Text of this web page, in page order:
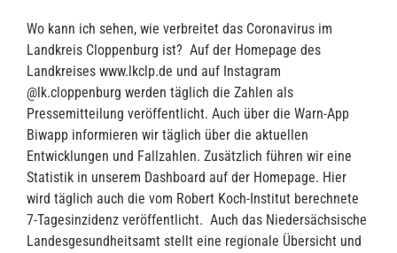
Wo kann ich sehen, wie verbreitet das Coronavirus im
Landkreis Cloppenburg ist? Auf der Homepage des
Landkreises www.lkclp.de und auf Instagram
@lk.cloppenburg werden täglich die Zahlen als
Pressemitteilung veröffentlicht. Auch über die Warn-App
Biwapp informieren wir täglich über die aktuellen
Entwicklungen und Fallzahlen. Zusätzlich führen wir eine
Statistik in unserem Dashboard auf der Homepage. Hier
wird täglich auch die vom Robert Koch-Institut berechnete
7-Tagesinzidenz veröffentlicht. Auch das Niedersächsische
Landesgesundheitsamt stellt eine regionale Übersicht und